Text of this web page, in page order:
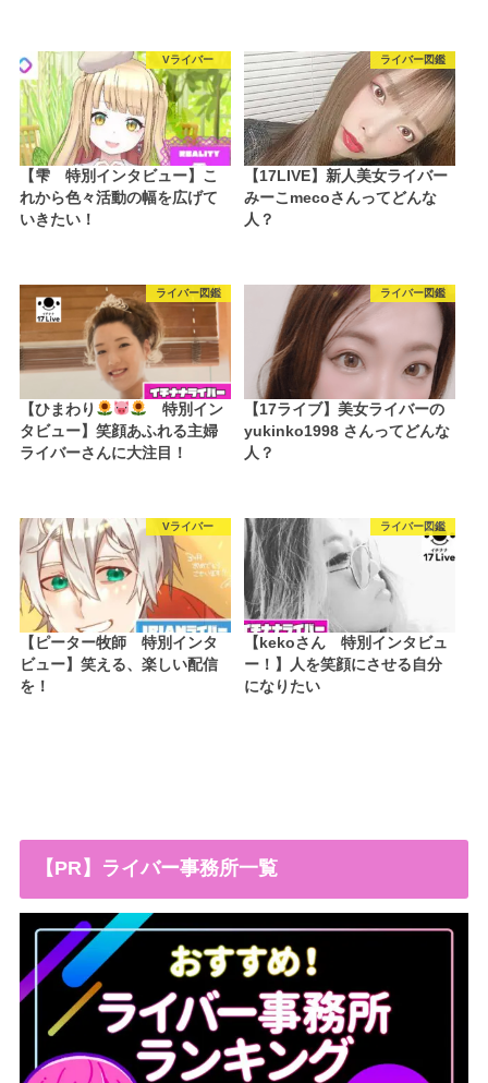
Vライバー
【雫 特別インタビュー】こ
れから色々活動の幅を広げて
いきたい！
ライバー図鑑
【17LIVE】新人美女ライバー
みーこmecoさんってどんな
人？
ライバー図鑑
【ひまわり
特別イン
タビュー】笑顔あふれる主婦
ライバーさんに大注目！
ライバー図鑑
【17ライブ】美女ライバーの
yukinko1998 さんってどんな
人？
Vライバー
【ピーター牧師 特別インタ
ビュー】笑える、楽しい配信
を！
ライバー図鑑
【kekoさん 特別インタビュ
ー！】人を笑顔にさせる自分
になりたい
【PR】ライバー事務所一覧